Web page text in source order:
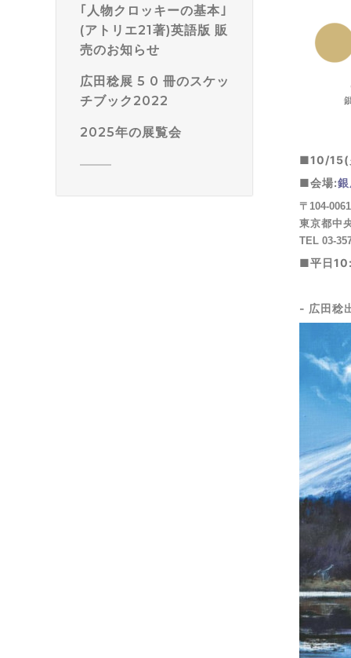
｢人物クロッキーの基本｣
(アトリエ21著)英語版 販
売のお知らせ
広田稔展 5 0 冊のスケッ
チブック2022
2025年の展覧会
■10/15(
■会場:
〒104-0061
東京都中
TEL 03-
■平日
- 広田稔